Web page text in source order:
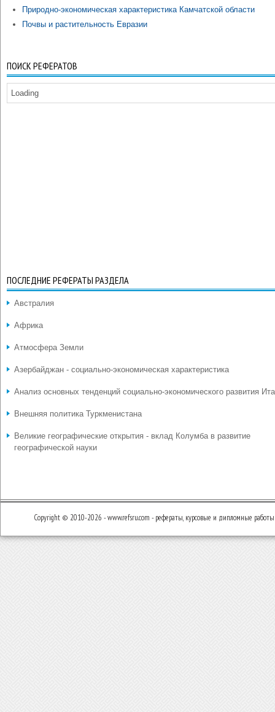
Природно-экономическая характеристика Камчатской области
Почвы и растительность Евразии
ПОИСК РЕФЕРАТОВ
Loading
ПОСЛЕДНИЕ РЕФЕРАТЫ РАЗДЕЛА
Австралия
Африка
Атмосфера Земли
Азербайджан - социально-экономическая характеристика
Анализ основных тенденций социально-экономического развития
Внешняя политика Туркменистана
Великие географические открытия - вклад Колумба в развитие
географической науки
Copyright © 2010-2026 - www.refsru.com - рефераты, курсовые и дипломные работы